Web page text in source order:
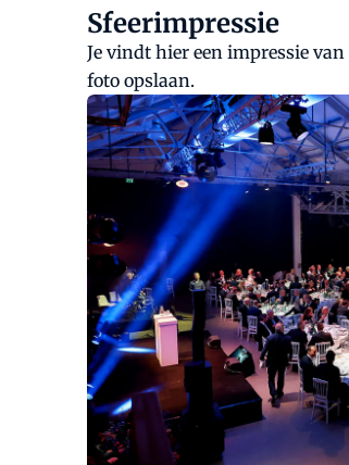
Sfeerimpressie
Je vindt hier een impressie
foto opslaan.